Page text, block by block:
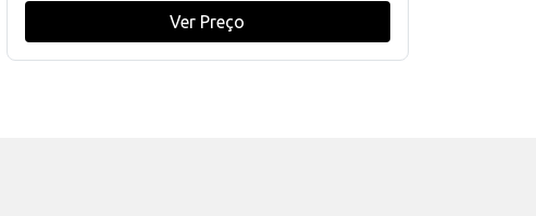
Ver Preço